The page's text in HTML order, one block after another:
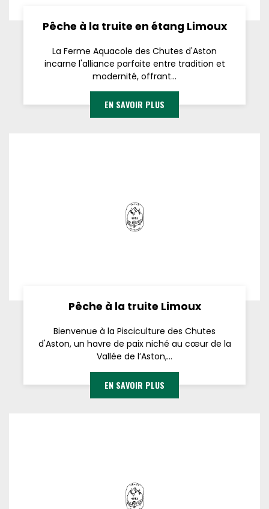
Pêche à la truite en étang Limoux
La Ferme Aquacole des Chutes d'Aston
incarne l'alliance parfaite entre tradition et
modernité, offrant...
EN SAVOIR PLUS
Pêche à la truite Limoux
Bienvenue à la Pisciculture des Chutes
d'Aston, un havre de paix niché au cœur de la
Vallée de l’Aston,...
EN SAVOIR PLUS